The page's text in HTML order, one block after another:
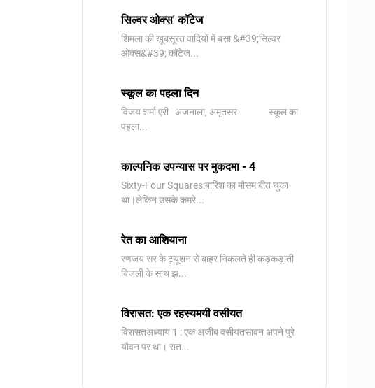
सिल्वर ओक्स' कॉटेज
शिमला की खूबसूरत वादियों में बसा &#39;सिल्वर
ओक्स&#39; कॉटेज...
स्कूल का पहला दिन
विजय शर्मा एरी अजनाला, अमृतसर स्कूल का
पहला...
काल्पनिक उपन्यास पर मुकदमा - 4
Sixty-Four Squares:बारिश का मौसम बीत चुका
था।लेकिन उसके कमरे...
रेत का आशियाना
रणजय सर के ट्यूशन से बाहर निकलते ही कड़कड़ाती
बिजली के साथ झ...
विरासत: एक रहस्यमयी वसीयत
विरासतअध्याय 1 : एक अजीब वसीयतसावन अपने पूरे
यौवन पर था। रात...